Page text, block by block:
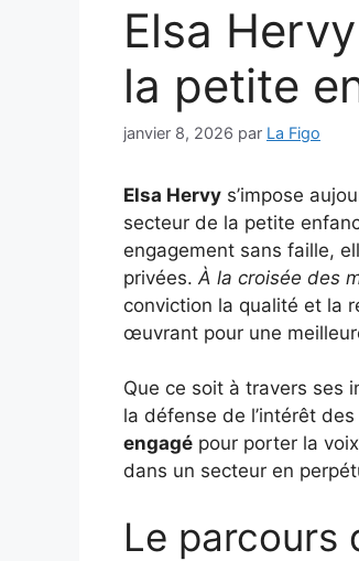
Elsa
la petite
janvier 8, 2026 par La Figo
Elsa Hervy s’impose
secteur de la petite
engagement sans faille,
privées. À la croisée des
conviction la qualité et la
œuvrant pour une
Que ce soit à travers ses
la défense de l’intérêt
engagé pour porter la
dans un secteur en
Le parcours